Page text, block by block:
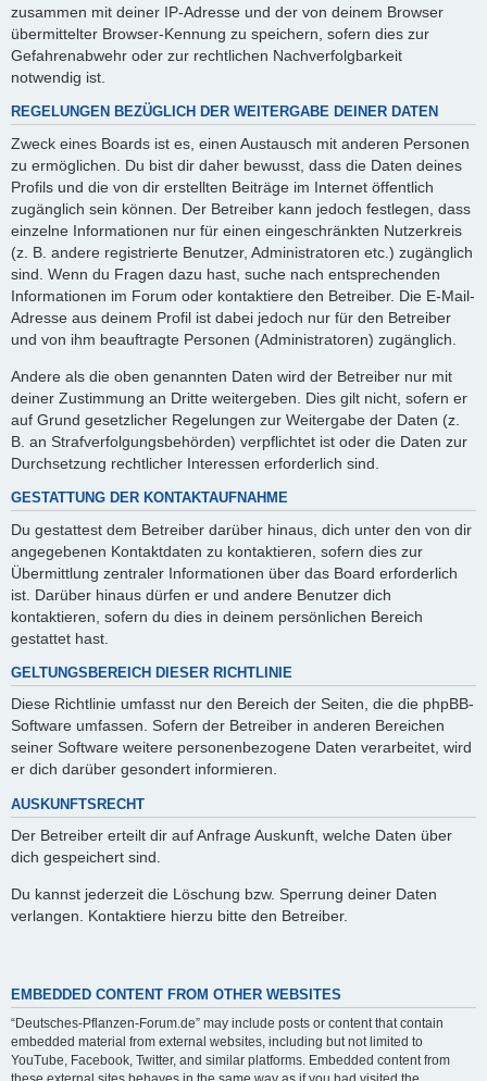
zusammen mit deiner IP-Adresse und der von deinem Browser
übermittelter Browser-Kennung zu speichern, sofern dies zur
Gefahrenabwehr oder zur rechtlichen Nachverfolgbarkeit
notwendig ist.
REGELUNGEN BEZÜGLICH DER WEITERGABE DEINER DATEN
Zweck eines Boards ist es, einen Austausch mit anderen Personen
zu ermöglichen. Du bist dir daher bewusst, dass die Daten deines
Profils und die von dir erstellten Beiträge im Internet öffentlich
zugänglich sein können. Der Betreiber kann jedoch festlegen, dass
einzelne Informationen nur für einen eingeschränkten Nutzerkreis
(z. B. andere registrierte Benutzer, Administratoren etc.) zugänglich
sind. Wenn du Fragen dazu hast, suche nach entsprechenden
Informationen im Forum oder kontaktiere den Betreiber. Die E-Mail-
Adresse aus deinem Profil ist dabei jedoch nur für den Betreiber
und von ihm beauftragte Personen (Administratoren) zugänglich.
Andere als die oben genannten Daten wird der Betreiber nur mit
deiner Zustimmung an Dritte weitergeben. Dies gilt nicht, sofern er
auf Grund gesetzlicher Regelungen zur Weitergabe der Daten (z.
B. an Strafverfolgungsbehörden) verpflichtet ist oder die Daten zur
Durchsetzung rechtlicher Interessen erforderlich sind.
GESTATTUNG DER KONTAKTAUFNAHME
Du gestattest dem Betreiber darüber hinaus, dich unter den von dir
angegebenen Kontaktdaten zu kontaktieren, sofern dies zur
Übermittlung zentraler Informationen über das Board erforderlich
ist. Darüber hinaus dürfen er und andere Benutzer dich
kontaktieren, sofern du dies in deinem persönlichen Bereich
gestattet hast.
GELTUNGSBEREICH DIESER RICHTLINIE
Diese Richtlinie umfasst nur den Bereich der Seiten, die die phpBB-
Software umfassen. Sofern der Betreiber in anderen Bereichen
seiner Software weitere personenbezogene Daten verarbeitet, wird
er dich darüber gesondert informieren.
AUSKUNFTSRECHT
Der Betreiber erteilt dir auf Anfrage Auskunft, welche Daten über
dich gespeichert sind.
Du kannst jederzeit die Löschung bzw. Sperrung deiner Daten
verlangen. Kontaktiere hierzu bitte den Betreiber.
EMBEDDED CONTENT FROM OTHER WEBSITES
“Deutsches-Pflanzen-Forum.de” may include posts or content that contain
embedded material from external websites, including but not limited to
YouTube, Facebook, Twitter, and similar platforms. Embedded content from